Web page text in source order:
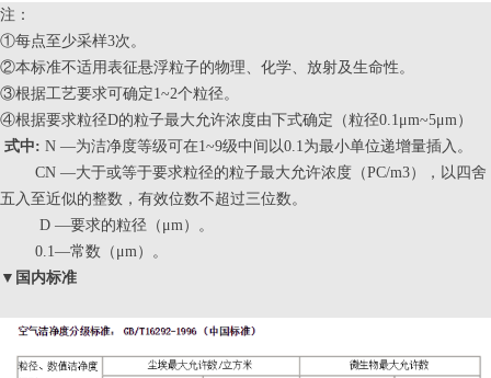
注：
①每点至少采样3次。
②本标准不适用表征悬浮粒子的物理、化学、放射及生命性。
③根据工艺要求可确定1~2个粒径。
④根据要求粒径D的粒子最大允许浓度由下式确定（粒径0.1μm~5μm）
式中: N —为洁净度等级可在1~9级中间以0.1为最小单位递增量插入。
CN —大于或等于要求粒径的粒子最大允许浓度（PC/m3），以四舍
五入至近似的整数，有效位数不超过三位数。
D —要求的粒径（μm）。
0.1—常数（μm）。
▼ 国内标准